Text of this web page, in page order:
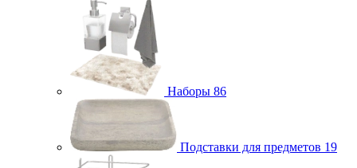
Наборы 86
Подставки для предметов 19